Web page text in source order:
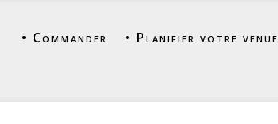
• Commander • Planifier votre venue